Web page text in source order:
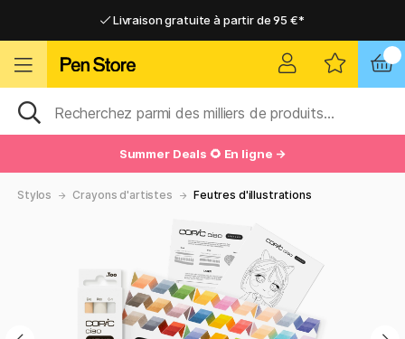
Livraison gratuite à partir de 95 €*
Livraison domicile ou point relais
Livraison gratuite à partir de 95 €*
Livraison domicile ou point relais
Summer Deals 🌻 En ligne →
Stylos Crayons d'artistes Feutres d'illustrations